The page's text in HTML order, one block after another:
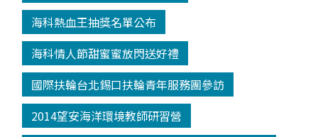
海科熱血王抽獎名單公布
海科情人節甜蜜蜜放閃送好禮
國際扶輪台北錫口扶輪青年服務團參訪
2014望安海洋環境教師研習營